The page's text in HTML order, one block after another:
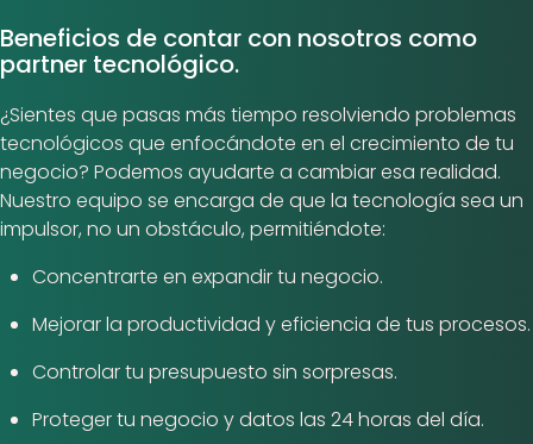
Beneficios de contar con nosotros como
partner tecnológico.
¿Sientes que pasas más tiempo resolviendo problemas
tecnológicos que enfocándote en el crecimiento de tu
negocio? Podemos ayudarte a cambiar esa realidad.
Nuestro equipo se encarga de que la tecnología sea un
impulsor, no un obstáculo, permitiéndote:
Concentrarte en expandir tu negocio.
Mejorar la productividad y eficiencia de tus procesos.
Controlar tu presupuesto sin sorpresas.
Proteger tu negocio y datos las 24 horas del día.